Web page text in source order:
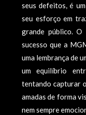
seus defeitos, é
seu esforço em
grande público.
sucesso que a
uma lembrança de
um equilíbrio
tentando capturar
amadas de forma
nem sempre